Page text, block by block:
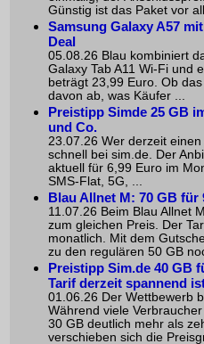
Günstig ist das Paket vor
Samsung Galaxy A57
Deal
05.08.26 Blau kombiniert
Galaxy Tab A11 Wi-Fi und
beträgt 23,99 Euro. Ob
davon ab, was Käufer ...
Preistipp Simde 25 GB
und Co.
23.07.26 Wer derzeit
schnell bei sim.de. Der
aktuell für 6,99 Euro im
SMS-Flat, 5G, ...
Blau Allnet M: 70 GB
11.07.26 Beim Blau Allnet
zum gleichen Preis. Der
monatlich. Mit dem
zu den regulären 50 GB
Preistipp Sim.de 40 GB
Tarif derzeit spannend
01.06.26 Der Wettbewerb
Während viele
30 GB deutlich mehr als
verschieben sich die